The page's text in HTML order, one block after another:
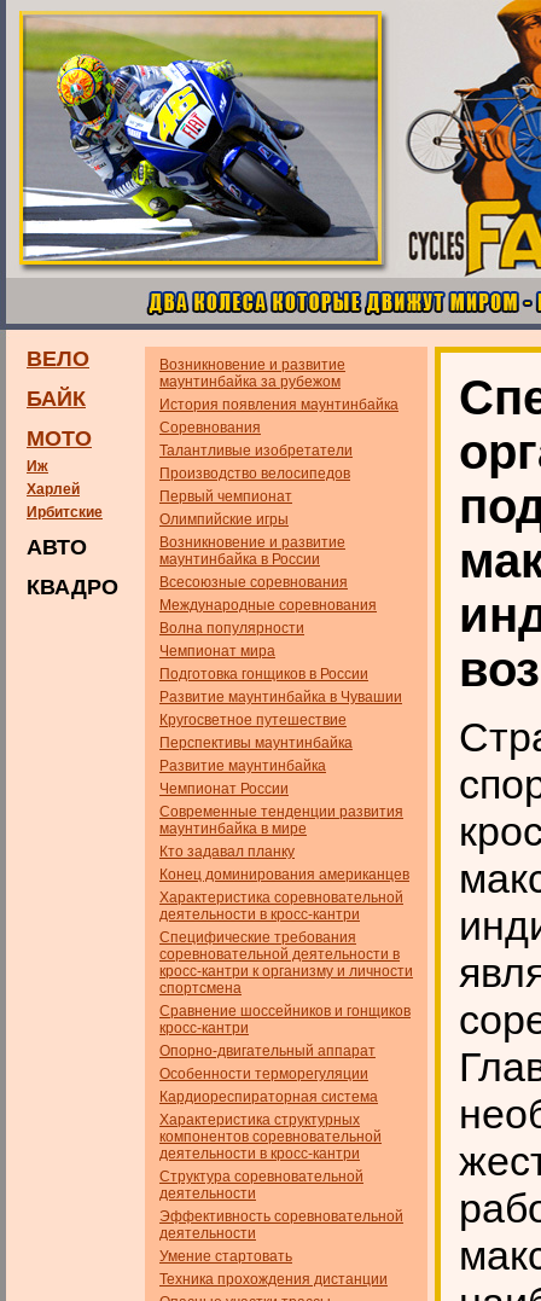
ВЕЛО
БАЙК
МОТО
Иж
Харлей
Ирбитские
АВТО
КВАДРО
Возникновение и развитие
маунтинбайка за рубежом
История появления маунтинбайка
Соревнования
Талантливые изобретатели
Производство велосипедов
Первый чемпионат
Олимпийские игры
Возникновение и развитие
маунтинбайка в России
Всесоюзные соревнования
Международные соревнования
Волна популярности
Чемпионат мира
Подготовка гонщиков в России
Развитие маунтинбайка в Чувашии
Кругосветное путешествие
Перспективы маунтинбайка
Развитие маунтинбайка
Чемпионат России
Современные тенденции развития
маунтинбайка в мире
Кто задавал планку
Конец доминирования американцев
Характеристика соревновательной
деятельности в кросс-кантри
Специфические требования
соревновательной деятельности в
кросс-кантри к организму и личности
спортсмена
Сравнение шоссейников и гонщиков
кросс-кантри
Опорно-двигательный аппарат
Особенности терморегуляции
Кардиореспираторная система
Характеристика структурных
компонентов соревновательной
деятельности в кросс-кантри
Структура соревновательной
деятельности
Эффективность соревновательной
деятельности
Умение стартовать
Техника прохождения дистанции